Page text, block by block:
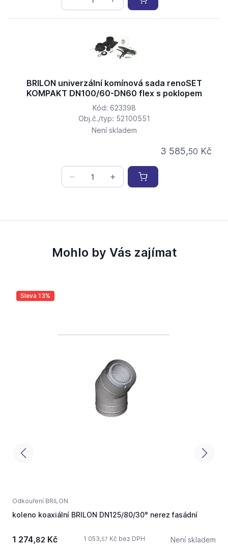
BRILON univerzální komínová sada renoSET
KOMPAKT DN100/60-DN60 flex s poklopem
Kód: 623398
Obj.č./typ: 52100551
Není skladem
3 585,50 Kč
Mohlo by Vás zajímat
Sleva 13%
Odkouření BRILON
koleno koaxiální BRILON DN125/80/30° nerez fasádní
1 274,82 Kč 1 053,57 Kč bez DPH Není skladem